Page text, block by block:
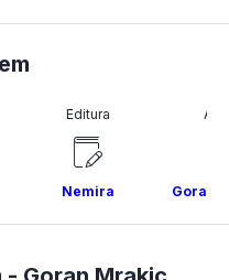
Editura
Nemira Goran